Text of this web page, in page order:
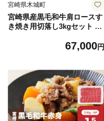
宮崎県木城町
宮崎県産黒毛和牛肩ロースす
き焼き用切落し3kgセット K6
67,000円